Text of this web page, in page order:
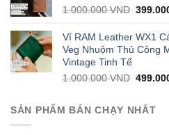
1.000.000VND Original
was:
Ví RAM Leather WX1
Veg Nhuộm Thủ Công
Vintage Tinh Tế
1.000.000VND Original
was:
SẢN PHẨM BÁN CHẠY NHẤT